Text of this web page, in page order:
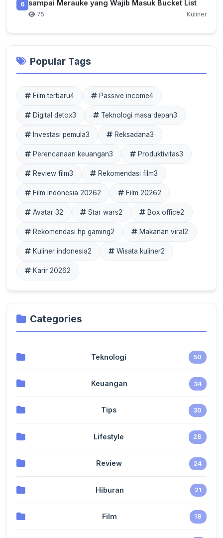
6 sampai Merauke yang Wajib Masuk Bucket List
75 Kuliner
Popular Tags
Film terbaru4 Passive income4
Digital detox3 Teknologi masa depan3
Investasi pemula3 Reksadana3
Perencanaan keuangan3 Produktivitas3
Review film3 Rekomendasi film3
Film indonesia 20262 Film 20262
Avatar 32 Star wars2 Box office2
Rekomendasi hp gaming2 Makanan viral 2
Kuliner indonesia2 Wisata kuliner2
Karir 20262
Categories
Teknologi 50
Keuangan 34
Tips 30
Lifestyle 28
Review 24
Hiburan 21
Film 18